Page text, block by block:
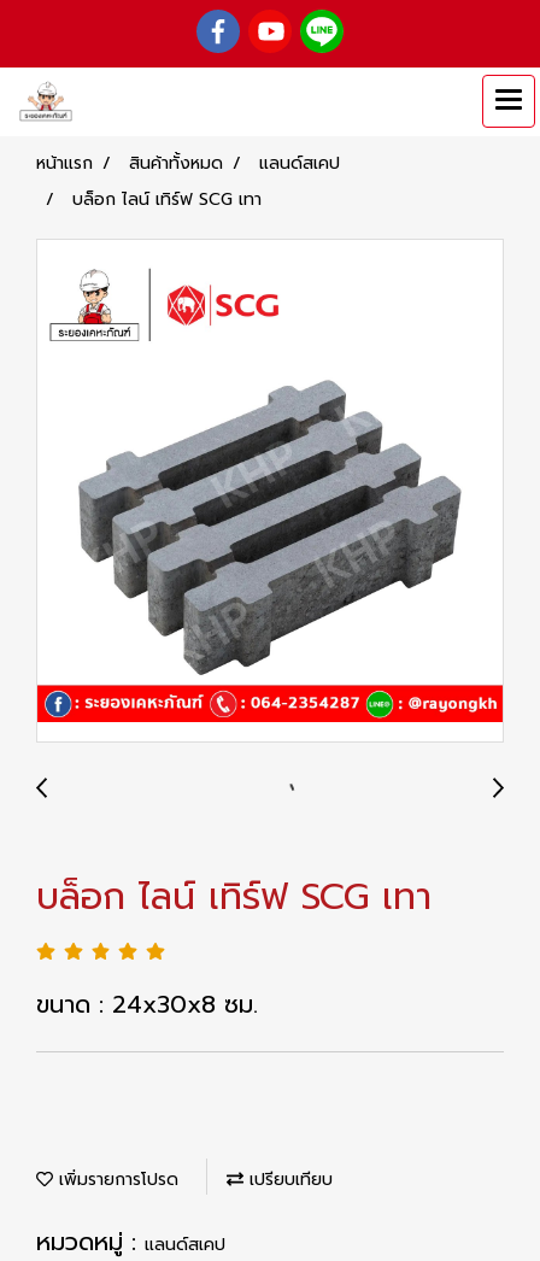
หน้าแรก สินค้าทั้งหมด
แลนด์สเคป
บล็อก ไลน์ เทิร์ฟ SCG เทา
บล็อก ไลน์ เทิร์ฟ SCG เทา
ขนาด : 24x30x8 ซม.
เพิ่มรายการโปรด เปรียบเทียบ
หมวดหมู่ : แลนด์สเคป